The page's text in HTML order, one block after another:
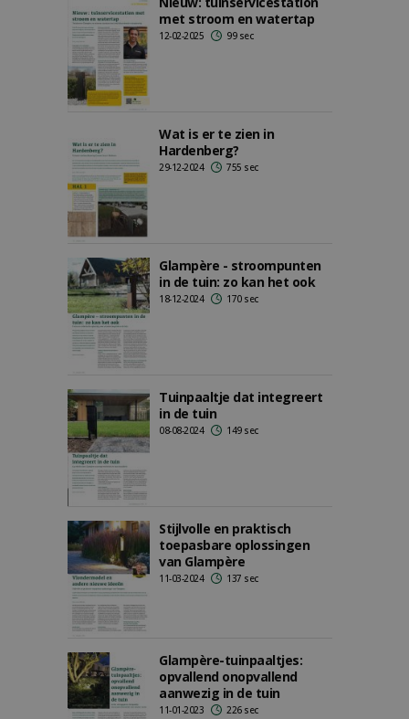
met stroom en watertap
12-02-2025 99 sec
Wat is er te zien in
Hardenberg?
29-12-2024 755 sec
Glampère - stroompunten
in de tuin: zo kan het ook
18-12-2024 170 sec
Tuinpaaltje dat integreert
in de tuin
08-08-2024 149 sec
Stijlvolle en praktisch
toepasbare oplossingen
van Glampère
11-03-2024 137 sec
Glampère-tuinpaaltjes:
opvallend onopvallend
aanwezig in de tuin
11-01-2023 226 sec